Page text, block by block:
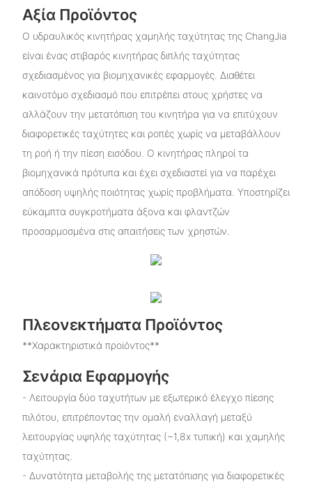
Αξία Προϊόντος
Ο υδραυλικός κινητήρας χαμηλής ταχύτητας της ChangJia
είναι ένας στιβαρός κινητήρας διπλής ταχύτητας
σχεδιασμένος για βιομηχανικές εφαρμογές. Διαθέτει
καινοτόμο σχεδιασμό που επιτρέπει στους χρήστες να
αλλάζουν την μετατόπιση του κινητήρα για να επιτύχουν
διαφορετικές ταχύτητες και ροπές χωρίς να μεταβάλλουν
τη ροή ή την πίεση εισόδου. Ο κινητήρας πληροί τα
βιομηχανικά πρότυπα και έχει σχεδιαστεί για να παρέχει
απόδοση υψηλής ποιότητας χωρίς προβλήματα. Υποστηρίζει
εύκαμπτα συγκροτήματα άξονα και φλαντζών
προσαρμοσμένα στις απαιτήσεις των χρηστών.
Πλεονεκτήματα Προϊόντος
**Χαρακτηριστικά προϊόντος**
Σενάρια Εφαρμογής
- Λειτουργία δύο ταχυτήτων με εξωτερικό έλεγχο πίεσης
πιλότου, επιτρέποντας την ομαλή εναλλαγή μεταξύ
λειτουργίας υψηλής ταχύτητας (~1,8x τυπική) και χαμηλής
ταχύτητας.
- Δυνατότητα μεταβολής της μετατόπισης για διαφορετικές